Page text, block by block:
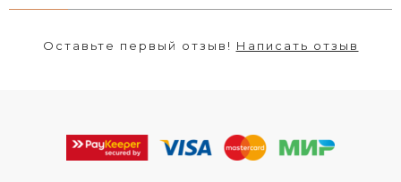
Оставьте первый отзыв! Написать отзыв